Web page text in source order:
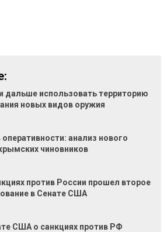
дальше использовать территорию
новых видов оружия
анализ нового
чиновников
против России прошел второе
в Сенате США
США о санкциях против РФ